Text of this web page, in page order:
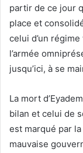
partir de ce jour
place et
celui d’un
l’armée
jusqu’ici, à se
La mort
bilan et celui de
est marqué par
mauvaise